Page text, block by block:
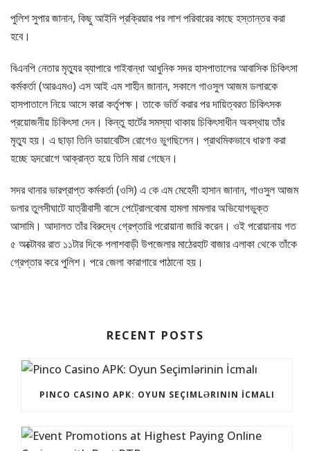
পুলিশ সুপার জানান, কিছু আইনি প্রক্রিয়ার পর লাশ পরিবারের কাছে হস্তান্তর করা
হবে।
বিএনপি নেতার মৃত্যুর ব্যাপারে গাইবান্ধা আধুনিক সদর হাসপাতালের আবাসিক চিকিৎসা
কর্মকর্তা (আরএমও) এস আই এম শাহীন জানান, সকালে গাওসুল আজম ডলারকে
হাসপাতালে নিয়ে আসে কারা কর্তৃপক্ষ। তাকে ভর্তি করার পর দায়িত্বরত চিকিৎসক
প্রয়োজনীয় চিকিৎসা দেন। কিন্তু হার্টের সমস্যা থাকায় চিকিৎসাধীন অবস্থায় তাঁর
মৃত্যু হয়। এ ছাড়া তিনি ডায়াবেটিস রোগেও ভুগছিলেন। প্রাথমিকভাবে ধারণা করা
হচ্ছে হৃদরোগে আক্রান্ত হয়ে তিনি মারা গেছেন।
সদর থানার ভারপ্রাপ্ত কর্মকর্তা (ওসি) এ কে এম মেহেদী হাসান জানান, গাওসুল আজম
ডলার তুলসীঘাটে যাত্রীবাসী বাসে পেট্রোলবোমা হামলা মামলার অভিযোগভুক্ত
আসামি। আদালত তাঁর বিরুদ্ধে গ্রেপ্তারি পরোয়ানা জারি করেন। ওই পরোয়ানায় গত
৫ অক্টোবর রাত ১১টার দিকে পলাশবাড়ী উপজেলার মাঠেরহাট বাজার এলাকা থেকে তাঁকে
গ্রেপ্তার করে পুলিশ। পরে জেলা কারাগারে পাঠানো হয়।
RECENT POSTS
PINCO CASINO APK: OYUN SEÇIMLƏRININ İCMALI